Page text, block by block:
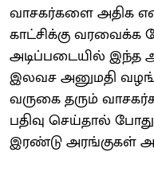
வாசகர்களை அதிக
காட்சிக்கு
அடிப்படையில் இந்த
இலவச அனுமதி
வருகை தரும்
பதிவு செய்தால்
இரண்டு அரங்குகள்